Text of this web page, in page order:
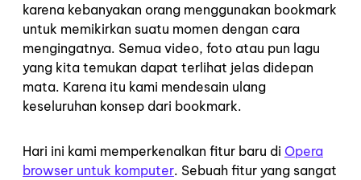
karena kebanyakan orang menggunakan bookmark
untuk memikirkan suatu momen dengan cara
mengingatnya. Semua video, foto atau pun lagu
yang kita temukan dapat terlihat jelas didepan
mata. Karena itu kami mendesain ulang
keseluruhan konsep dari bookmark.
Hari ini kami memperkenalkan fitur baru di Opera
browser untuk komputer. Sebuah fitur yang sangat